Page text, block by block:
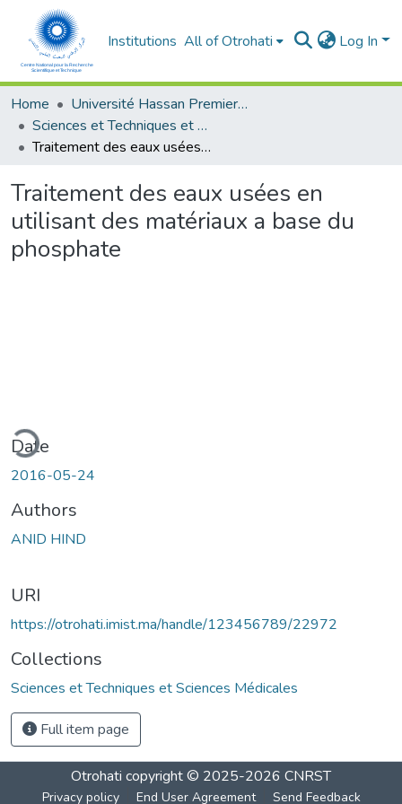
Institutions All of Otrohati Log In
Home
Université Hassan Premier- Settat
Sciences et Techniques et Sciences Médicales
Traitement des eaux usées en utilisant des matériaux a base du phosphate
Traitement des eaux usées en
utilisant des matériaux a base du
phosphate
Date
2016-05-24
Authors
ANID HIND
URI
https://otrohati.imist.ma/handle/123456789/22972
Collections
Sciences et Techniques et Sciences Médicales
Full item page
Otrohati copyright © 2025-2026 CNRST
Privacy policy End User Agreement Send Feedback